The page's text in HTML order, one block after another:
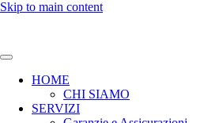
Skip to main content
CHI SIAMO
SERVIZI
Garanzie e Assicurazioni
PNEUMATICI